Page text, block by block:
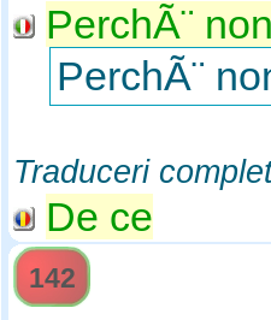
PerchÃ¨
PerchÃ¨
Traduceri
De ce
142